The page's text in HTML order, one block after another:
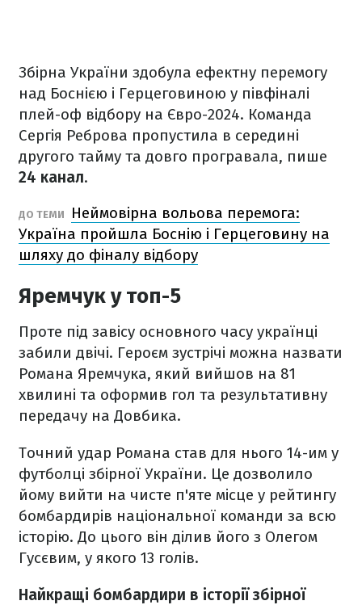
Збірна України здобула ефектну перемогу
над Боснією і Герцеговиною у півфіналі
плей-оф відбору на Євро-2024. Команда
Сергія Реброва пропустила в середині
другого тайму та довго програвала, пише
24 канал.
ДО ТЕМИ
Неймовірна вольова перемога:
Україна пройшла Боснію і Герцеговину на
шляху до фіналу відбору
Яремчук у топ-5
Проте під завісу основного часу українці
забили двічі. Героєм зустрічі можна назвати
Романа Яремчука, який вийшов на 81
хвилині та оформив гол та результативну
передачу на Довбика.
Точний удар Романа став для нього 14-им у
футболці збірної України. Це дозволило
йому вийти на чисте п'яте місце у рейтингу
бомбардирів національної команди за всю
історію. До цього він ділив його з Олегом
Гусєвим, у якого 13 голів.
Найкращі бомбардири в історії збірної